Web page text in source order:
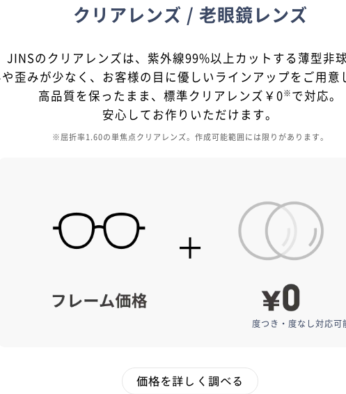
クリアレンズ / 老眼鏡レンズ
JINSのクリアレンズは、 紫外線99%以上カットする薄型非
歪みが少なく、 お客様の目に優しいラインアップを ご用意
高品質を保ったまま、 標準クリアレンズ￥0※で対応。
安心してお作りいただけます。
※屈折率1.60の単焦点クリアレンズ。作成可能範囲には限りがあります。
度つき・度なし対応可
価格を詳しく調べる